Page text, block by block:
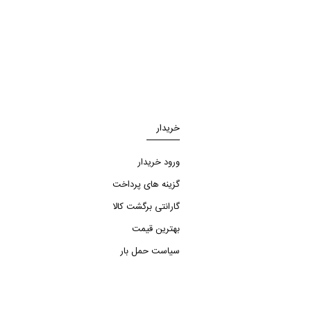
خریدار
ورود خریدار
گزینه های پرداخت
گارانتی برگشت کالا
بهترین قیمت
سیاست حمل بار